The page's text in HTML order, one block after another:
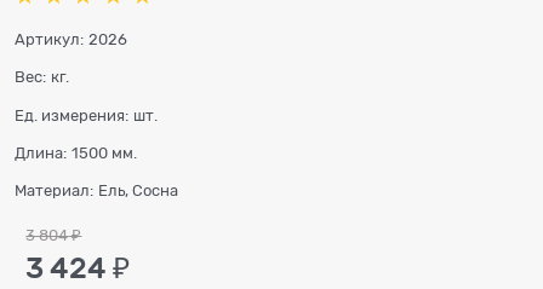
Артикул: 2026
Вес: кг.
Ед. измерения: шт.
Длина: 1500 мм.
Материал: Ель, Сосна
3 804 ₽
3 424 ₽